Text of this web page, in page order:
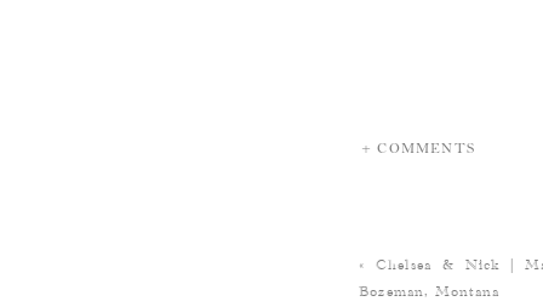
+ COMMENTS
« Chelsea & Nick |
Bozeman, Montana